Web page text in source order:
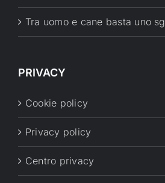
Tra uomo e cane basta uno
PRIVACY
Cookie policy
Privacy policy
Centro privacy